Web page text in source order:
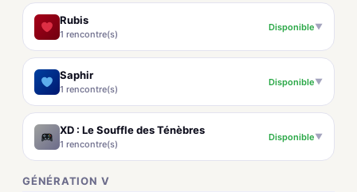
Rubis
1 rencontre(s)
Disponible▼
Saphir
1 rencontre(s)
Disponible▼
XD : Le Souffle des Ténèbres
1 rencontre(s)
Disponible▼
GÉNÉRATION V